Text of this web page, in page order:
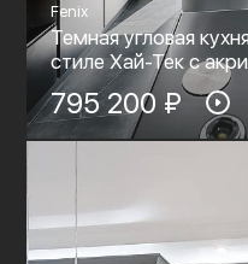
Fenix
Темная угловая
стиле Хай-Тек c
795 200 ₽